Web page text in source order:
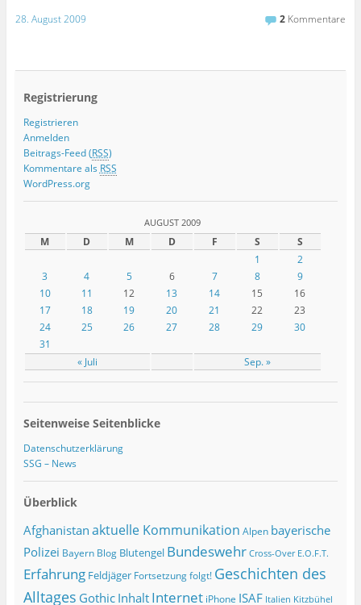
28. August 2009 2 Kommentare
Registrierung
Registrieren
Anmelden
Beitrags-Feed (RSS)
Kommentare als RSS
WordPress.org
AUGUST 2009
M D M D F S S
« Juli Sep. »
1
2
3
4 5 6 7 8
9
10
11 12 13 14 15
16
17
18 19 20 21 22
23
24
25 26 27 28 29
30
31
Seitenweise Seitenblicke
Datenschutzerklärung
SSG – News
Überblick
Afghanistanaktuelle Kommunikation Alpen bayerische
Polizei Bayern Blog Blutengel Bundeswehr Cross-Over E.O.F.T.
Erfahrung Feldjäger Fortsetzung folgt! Geschichten des
Alltages Gothic Inhalt Internet iPhone ISAF Italien Kitzbühel